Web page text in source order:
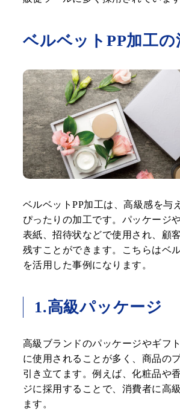
ベルベットPP加工の
ベルベットPP加工は、高級感を与
ぴったりの加工です。パッケージ
表紙、招待状などで使用され、顧
残すことができます。こちらはベ
を活用した事例になります。
1.高級パッケージ
高級ブランドのパッケージやギフ
に使用されることが多く、商品の
引き立てます。例えば、化粧品や
ジに採用することで、消費者に高
ます。